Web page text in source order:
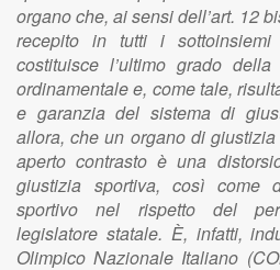
organo che, ai sensi dell’art. 12
recepito in tutti i
costituisce l’ultimo grado
ordinamentale e, come tale,
e garanzia del sistema di
allora, che un organo di
aperto contrasto è una
giustizia sportiva, così come
sportivo nel rispetto del
legislatore statale. È, infatti,
Olimpico Nazionale Italiano